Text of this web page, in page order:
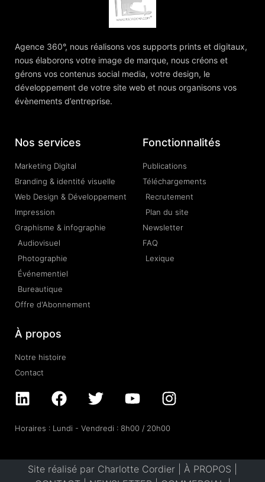
Agence 360°, nous réalisons vos supports prints et digitaux,
nous élaborons votre image de marque, nous créons et
gérons vos contenus social media, votre design, le
développement de votre site web et nous organisons vos
évènements d’entreprise.
Nos services
Marketing Digital
Branding & identité visuelle
Web Design & Développement
Impression
Graphisme & infographie
Audiovisuel
Photographie
Événementiel
Bureautique
Offre d'Abonnement
Fonctionnalités
Publications
Téléchargements
Recrutement
Plan du site
Newsletter
FAQ
Lexique
À propos
Notre histoire
Contact
Horaires : Lundi - Vendredi : 8h00 / 20h00
Site réalisé par Charlotte Cordier | À PROPOS